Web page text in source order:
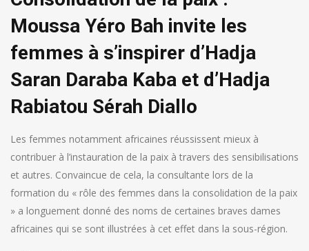
Moussa Yéro Bah invite les
femmes à s’inspirer d’Hadja
Saran Daraba Kaba et d’Hadja
Rabiatou Sérah Diallo
Les femmes notamment africaines réussissent mieux à
contribuer à l’instauration de la paix à travers des sensibilisations
et autres. Convaincue de cela, la consultante lors de la
formation du « rôle des femmes dans la consolidation de la paix
» a longuement donné des noms de certaines braves dames
africaines qui se sont illustrées à cet effet dans la sous-région.